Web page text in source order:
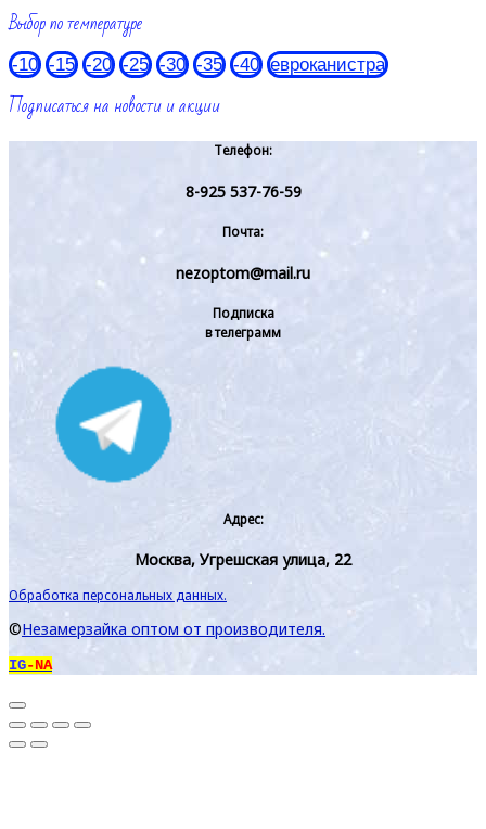
Выбор по температуре
-10 -15 -20 -25 -30 -35 -40 евроканистра
Подписаться на новости и акции
Телефон:
8-925 537-76-59
Почта:
nezoptom@mail.ru
Подписка
в телеграмм
Адрес:
Москва, Угрешская улица, 22
Обработка персональных данных.
©Незамерзайка оптом от производителя.
IG-NA